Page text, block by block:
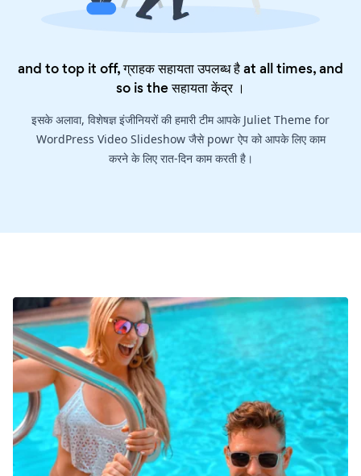
and to top it off, ग्राहक सहायता उपलब्ध है at all times, and
so is theसहायता केंद्र।
इसके अलावा, विशेषज्ञ इंजीनियरों की हमारी टीम आपके Juliet Theme for
WordPress Video Slideshow जैसे powr ऐप को आपके लिए काम
करने के लिए रात-दिन काम करती है।